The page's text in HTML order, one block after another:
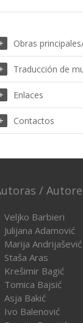
Obras
Traducción de
Enlaces
Contactos
/
Veljko Barbieri
Julijana Adamović
Marija Andrijašević
Staša Aras
Krešimir Bagić
Tomica Bajsić
Asja Bakić
Ivo Balenović